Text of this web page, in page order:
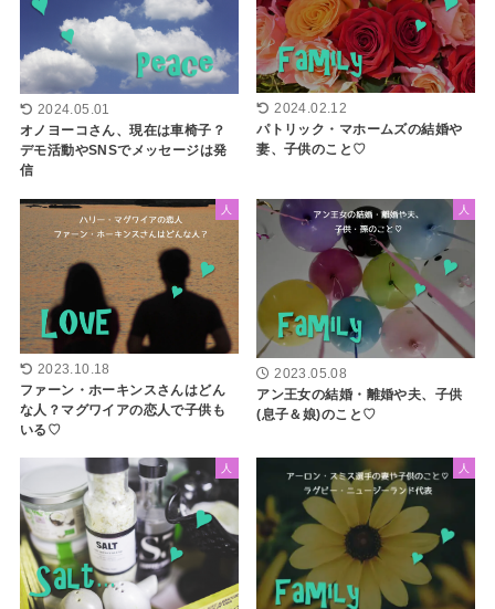
2024.05.01
オノヨーコさん、現在は車椅子？
デモ活動やSNSでメッセージは発
信
2024.02.12
パトリック・マホームズの結婚や
妻、子供のこと♡
人
2023.10.18
ファーン・ホーキンスさんはどん
な人？マグワイアの恋人で子供も
いる♡
人
2023.05.08
アン王女の結婚・離婚や夫、子供
(息子＆娘)のこと♡
人 人